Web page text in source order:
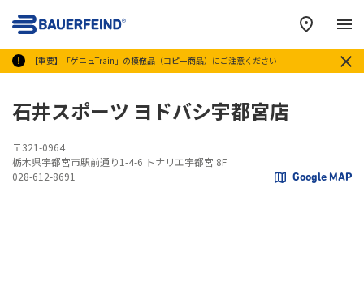
【重要】「ゲニュTrain」の模倣品（コピー商品）にご注意ください
メ
石井スポーツ ヨドバシ宇都宮店
〒321-0964
栃木県宇都宮市駅前通り1-4-6 トナリエ宇都宮 8F
028-612-8691
Google MAP